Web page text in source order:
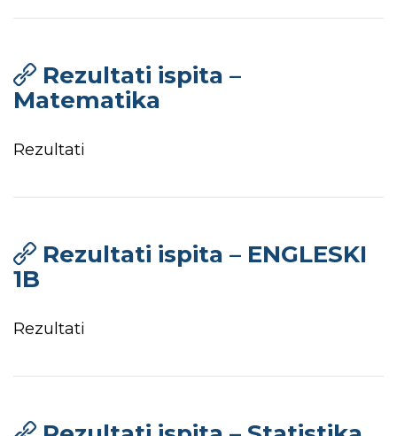
Rezultati ispita –
Matematika
Rezultati
Rezultati ispita – ENGLESKI
1B
Rezultati